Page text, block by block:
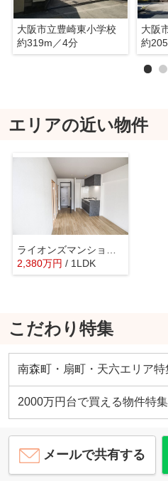
大阪市立豊崎東小学校
約319m／4分
大阪
約
エリアの近い物件
2,380万円 / 1LDK
こだわり特集
南森町・扇町・天六エリア特
2000万円台で買える物件特集
メールで共有する